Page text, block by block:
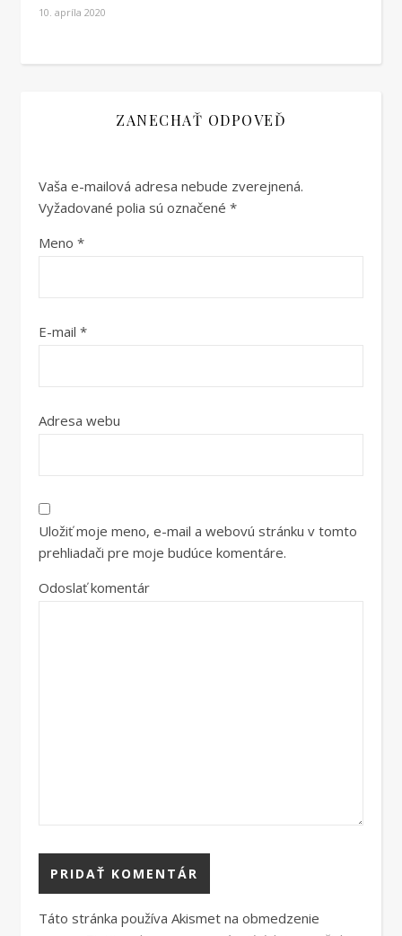
10. apríla 2020
ZANECHAŤ ODPOVEĎ
Vaša e-mailová adresa nebude zverejnená.
Vyžadované polia sú označené *
Meno *
E-mail *
Adresa webu
Uložiť moje meno, e-mail a webovú stránku v tomto
prehliadači pre moje budúce komentáre.
Odoslať komentár
Táto stránka používa Akismet na obmedzenie